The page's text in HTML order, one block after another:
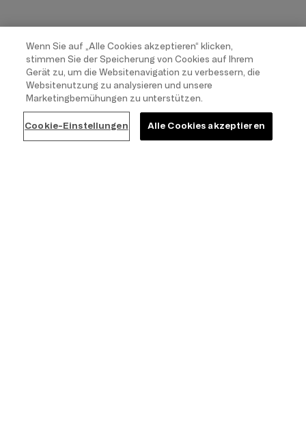
Wenn Sie auf „Alle Cookies akzeptieren“ klicken,
stimmen Sie der Speicherung von Cookies auf Ihrem
Gerät zu, um die Websitenavigation zu verbessern, die
Websitenutzung zu analysieren und unsere
Marketingbemühungen zu unterstützen.
Cookie-Einstellungen Alle Cookies akzeptieren